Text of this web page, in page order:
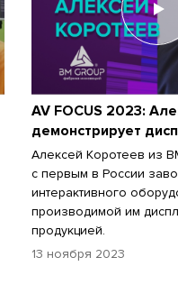
AV FOCUS 2023:
демонстрирует
Алексей Коротеев из
с первым в России
интерактивного
производимой им
продукцией.
13 ноября 2023